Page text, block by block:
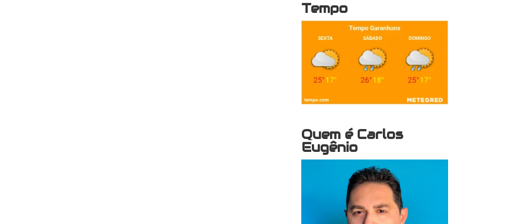
Tempo
Quem é Carlos
Eugênio